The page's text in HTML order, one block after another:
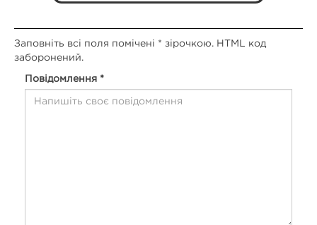
Заповніть всі поля помічені * зірочкою. HTML код
заборонений.
Повідомлення *